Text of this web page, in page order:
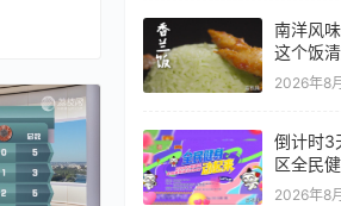
南洋风
这个饭
起来吧
2026年8
倒计时3
区全民
开启！
2026年8